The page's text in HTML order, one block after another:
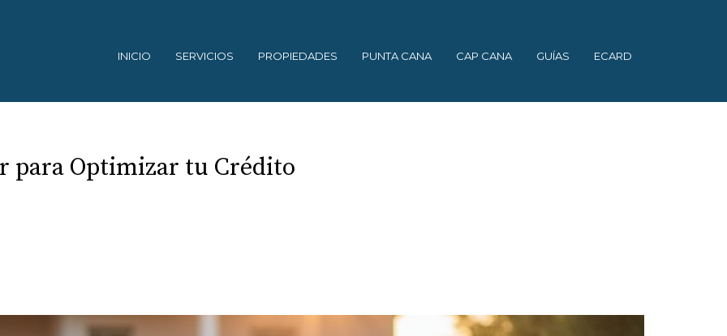
INICIO SERVICIOS PROPIEDADES PUNTA CANA CAP CANA GUÍAS ECARD
para Optimizar tu Crédito